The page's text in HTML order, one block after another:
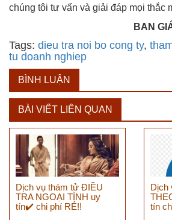
chúng tôi tư vấn và giải đáp mọi thắc
BAN
Tags: dieu tra noi bo cong ty,
tu doanh nghiep
BÌNH LUẬN
BÀI VIẾT LIÊN QUAN
Dịch vụ thám tử ĐIỀU
TRA NGOẠI TÌNH uy
tín✔️ chi phí RẺ!!
Dịch
tín